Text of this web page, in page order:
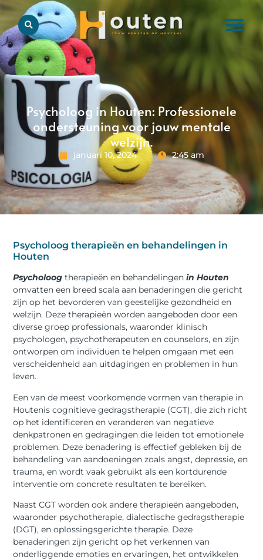
Psycholoog in Houten: Professionele
ondersteuning voor jouw mentale
welzijn.
januari 10, 2024 2:45 am
Psycholoog therapieën en behandelingen in
Houten
Psycholoog therapieën en behandelingenin Houten
omvatten een breed scala aan benaderingen die gericht
zijn op het bevorderen van geestelijke gezondheid en
welzijn. Deze therapieën worden aangeboden door een
diverse groep professionals, waaronder klinisch
psychologen, psychotherapeuten en counselors, en zijn
ontworpen om individuen te helpen omgaan met een
verscheidenheid aan uitdagingen en problemen in hun
leven.
Een van de meest voorkomende vormen van therapie in
Houtenis cognitieve gedragstherapie (CGT), die zich richt
op het identificeren en veranderen van negatieve
denkpatronen en gedragingen die leiden tot emotionele
problemen. Deze benadering is effectief gebleken bij de
behandeling van aandoeningen zoals angst, depressie, en
trauma, en wordt vaak gebruikt als een kortdurende
interventie om concrete resultaten te bereiken.
Naast CGT worden ook andere therapieën aangeboden,
waaronder psychotherapie, dialectische gedragstherapie
(DGT), en oplossingsgerichte therapie. Deze
benaderingen zijn gericht op het verkennen van
onderliggende emoties en ervaringen, het ontwikkelen